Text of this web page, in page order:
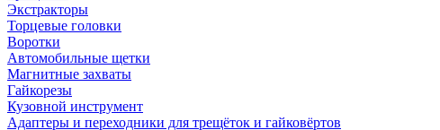
Экстракторы
Торцевые головки
Воротки
Автомобильные щетки
Магнитные захваты
Гайкорезы
Кузовной инструмент
Адаптеры и переходники для трещёток и гайковёртов